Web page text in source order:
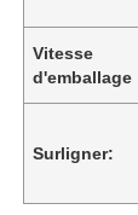
Vitesse
d'emballage
Surligner: